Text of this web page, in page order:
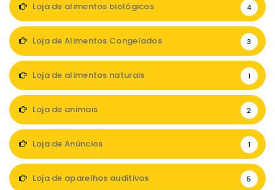
Loja de alimentos biológicos 4
Loja de Alimentos Congelados 3
Loja de alimentos naturais 1
Loja de animais 2
Loja de Anúncios 1
Loja de aparelhos auditivos 5